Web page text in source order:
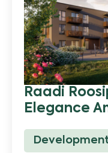
Raadi
Elegance